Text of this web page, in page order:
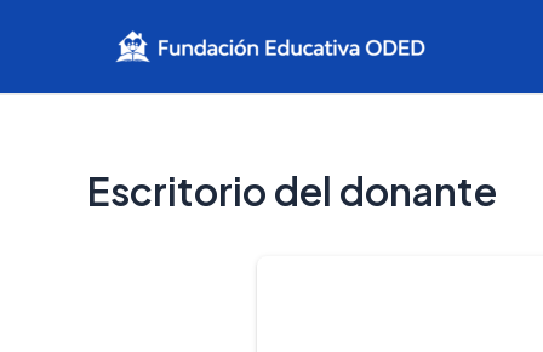
contenido
Escritorio del donante